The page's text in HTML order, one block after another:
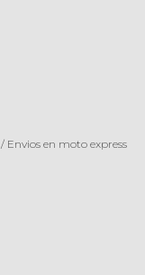
Envios en moto express